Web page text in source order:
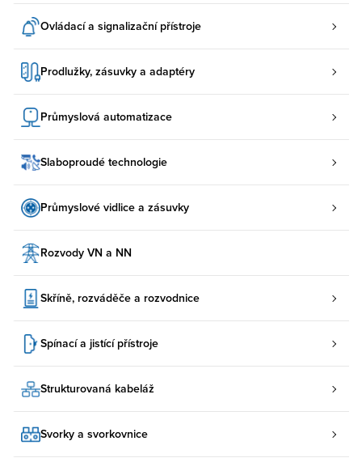
Ovládací a signalizační přístroje
Prodlužky, zásuvky a adaptéry
Průmyslová automatizace
Slaboproudé technologie
Průmyslové vidlice a zásuvky
Rozvody VN a NN
Skříně, rozváděče a rozvodnice
Spínací a jistící přístroje
Strukturovaná kabeláž
Svorky a svorkovnice